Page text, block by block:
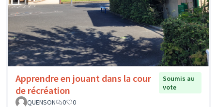
Apprendre en jouant dans la cour
de récréation
Soumis au
vote
QUENSON
0 0